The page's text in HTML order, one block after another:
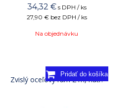
34,32 € s DPH / ks
27,90 € bez DPH / ks
Na objednávku
Zvislý oceľový rám 2 m, natr.